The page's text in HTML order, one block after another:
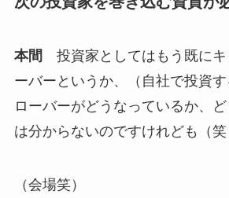
本間 投資家としてはもう既にキ
ーバーというか、（自社で投資す
ローバーがどうなっているか、
は分からないのですけれども（笑
（会場笑）